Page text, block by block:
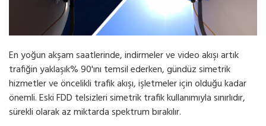
En yoğun akşam saatlerinde, indirmeler ve video akışı artık
trafiğin yaklaşık% 90'ını temsil ederken, gündüz simetrik
hizmetler ve öncelikli trafik akışı, işletmeler için olduğu kadar
önemli. Eski FDD telsizleri simetrik trafik kullanımıyla sınırlıdır,
sürekli olarak az miktarda spektrum bırakılır.